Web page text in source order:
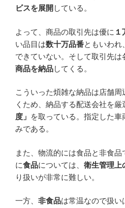
ビスを展開 している。
よって、商品の取引先は優に １
い品目は数十万品番ともいわれ
できていない。そして取引先は
商品を納品してくる。
こういった煩雑な納品は店舗
くため、納品する配送会社を厳
度」 を取っている。指定した
みである。
また、物流的には食品と非食
に食品については、 衛生管理上
り扱いが非常に難しい。
一方、 非食品は常温なので扱い